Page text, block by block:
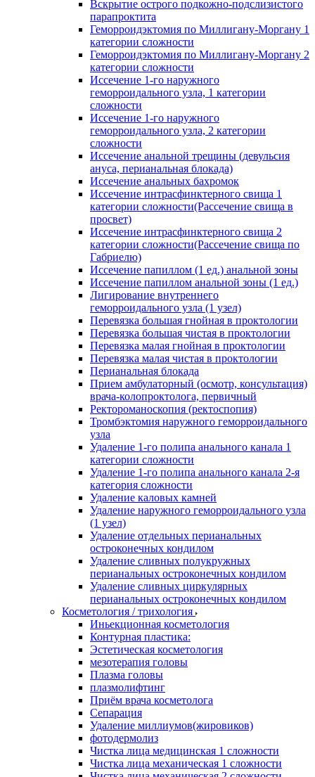
Вскрытие острого подкожно-подслизистого
парапроктита
Геморроидэктомия по Миллигану-Моргану 1
категории сложности
Геморроидэктомия по Миллигану-Моргану 2
категории сложности
Иссечение 1-го наружного
геморроидального узла, 1 категории
сложности
Иссечение 1-го наружного
геморроидального узла, 2 категории
сложности
Иссечение анальной трещины (девульсия
ануса, перианальная блокада)
Иссечение анальных бахромок
Иссечение интрасфинктерного свища 1
категории сложности(Рассечение свища в
просвет)
Иссечение интрасфинктерного свища 2
категории сложности(Рассечение свища по
Габриелю)
Иссечение папиллом (1 ед.) анальной зоны
Иссечение папиллом анальной зоны (1 ед.)
Лигирование внутреннего
геморроидального узла (1 узел)
Перевязка большая гнойная в проктологии
Перевязка большая чистая в проктологии
Перевязка малая гнойная в проктологии
Перевязка малая чистая в проктологии
Перианальная блокада
Прием амбулаторный (осмотр, консультация)
врача-колопроктолога, первичный
Ректороманоскопия (ректоспопия)
Тромбэктомия наружного геморроидального
узла
Удаление 1-го полипа анального канала 1
категории сложности
Удаление 1-го полипа анального канала 2-я
категория сложности
Удаление каловых камней
Удаление наружного геморроидального узла
(1 узел)
Удаление отдельных перианальных
остроконечных кондилом
Удаление сливных полукружных
перианальных остроконечных кондилом
Удаление сливных циркулярных
перианальных остроконечных кондилом
Косметология / трихология
Иньекционная косметология
Контурная пластика:
Эстетическая косметология
мезотерапия головы
Плазма головы
плазмолифтинг
Приём врача косметолога
Сепарация
Удаление миллиумов(жировиков)
фотодермолиз
Чистка лица медицинская 1 сложности
Чистка лица механическая 1 сложности